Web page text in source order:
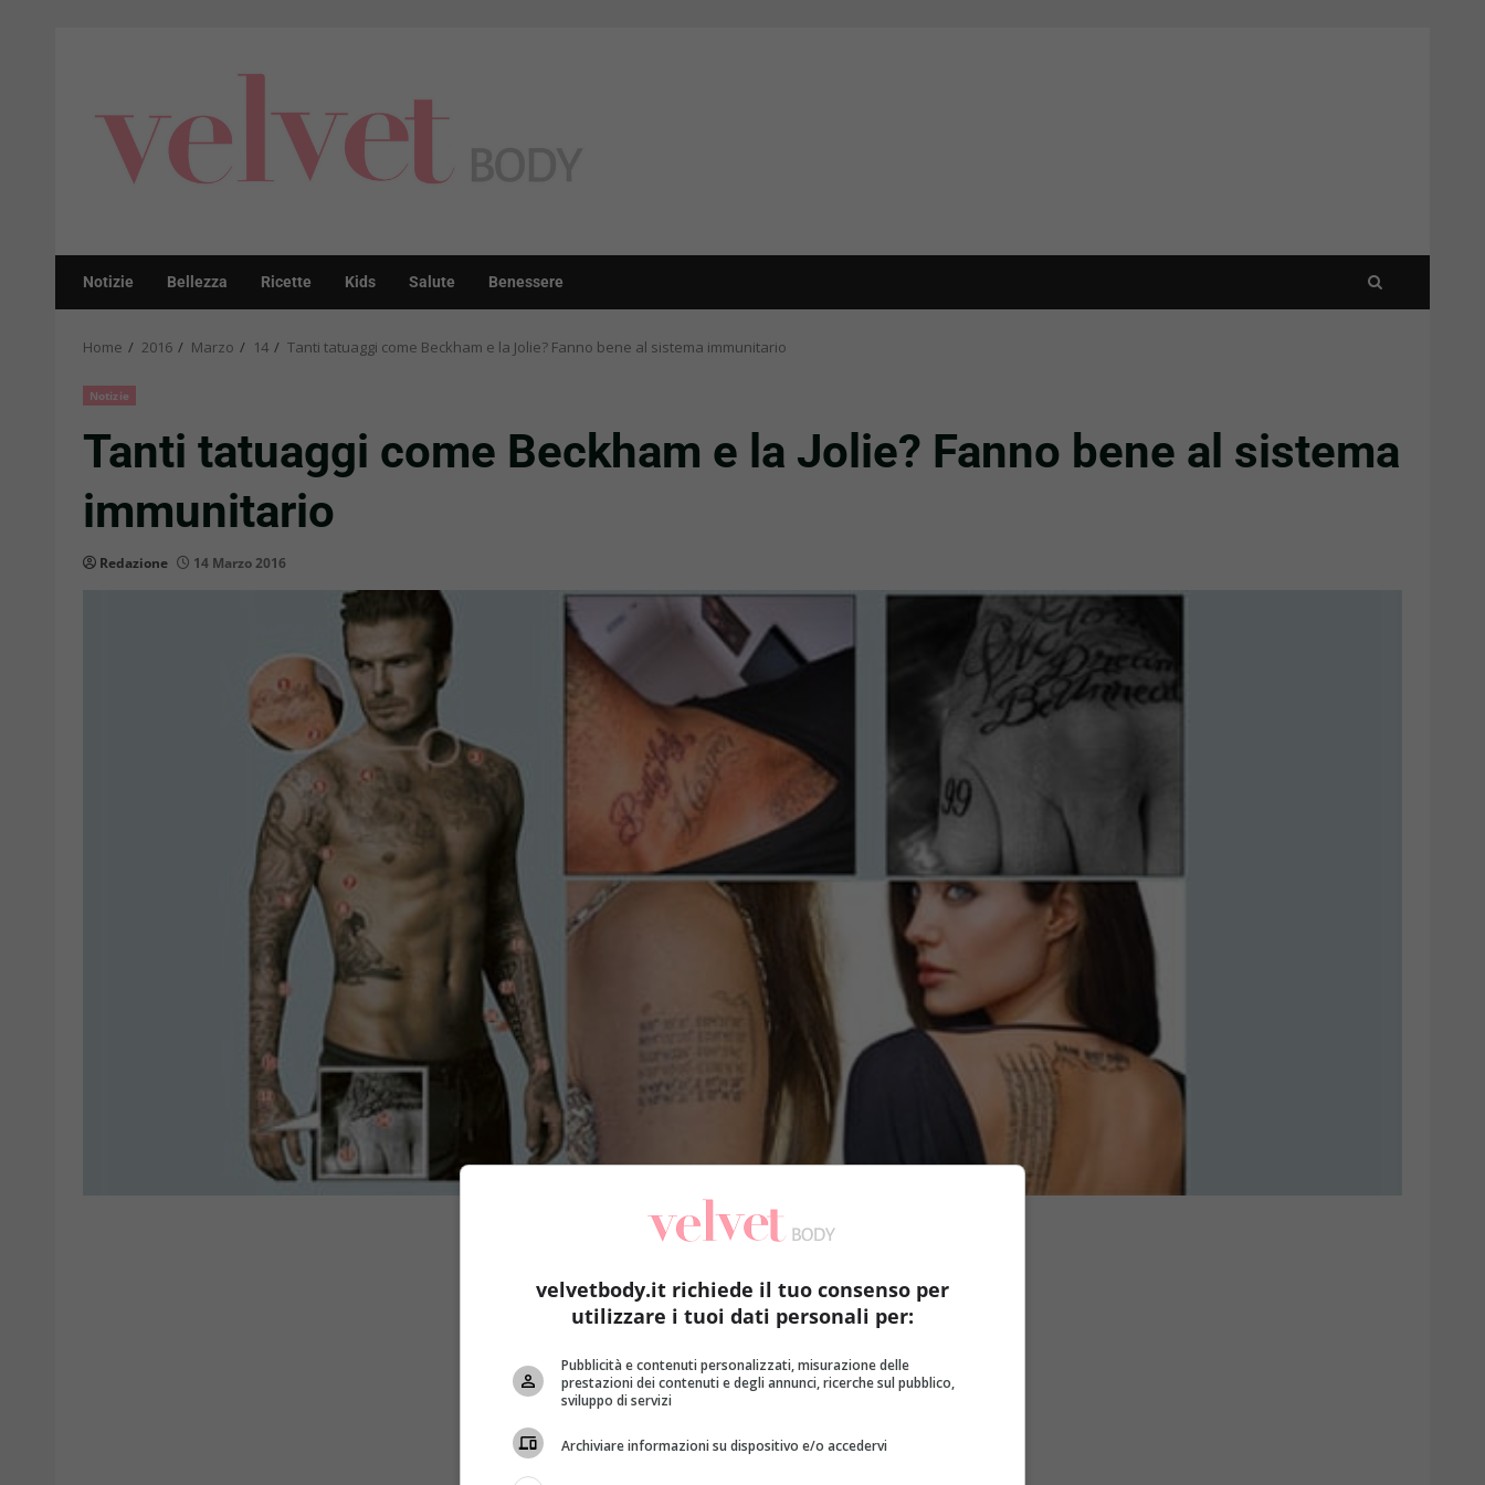
Notizie Bellezza Ricette Kids Salute Benessere
Home 2016 Marzo 14 Tanti tatuaggi come Beckham e la Jolie? Fanno bene al sistema immunitario
Notizie
Tanti tatuaggi come Beckham e la Jolie? Fanno bene al sistema
immunitario
Redazione 14 Marzo 2016
velvetbody.it richiede il tuo consenso per
utilizzare i tuoi dati personali per:
Pubblicità e contenuti personalizzati, misurazione delle
prestazioni dei contenuti e degli annunci, ricerche sul pubblico,
sviluppo di servizi
Archiviare informazioni su dispositivo e/o accedervi